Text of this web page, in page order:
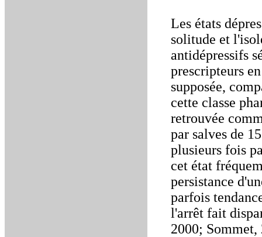
Les états
solitude et
antidépressifs
prescripteurs
supposée,
cette classe
retrouvée
par salves de
plusieurs fois
cet état
persistance
parfois
l'arrêt fait
2000; Sommet,